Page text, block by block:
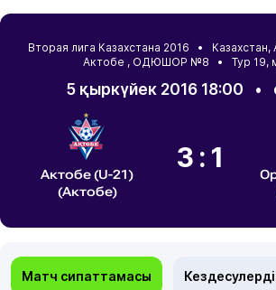
Вторая лига Казахстана 2016 • Казахстан,
Актобе , ОДЮШОР №8 • Тур 19,
5 қыркүйек 2016 18:00 •
Актобе (U-21)
(Актобе)
3:1
Матч сипаттамасы